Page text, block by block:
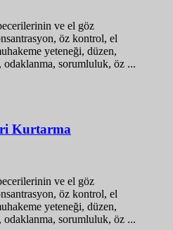
ve el göz
öz kontrol, el
yeteneği, düzen,
odaklanma, sorumluluk, öz ...
Kurtarma
ve el göz
öz kontrol, el
yeteneği, düzen,
odaklanma, sorumluluk, öz ...